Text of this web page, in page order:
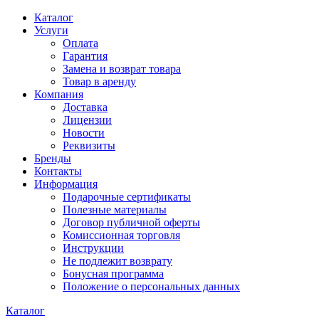
Каталог
Услуги
Оплата
Гарантия
Замена и возврат товара
Товар в аренду
Компания
Доставка
Лицензии
Новости
Реквизиты
Бренды
Контакты
Информация
Подарочные сертификаты
Полезные материалы
Договор публичной оферты
Комиссионная торговля
Инструкции
Не подлежит возврату
Бонусная программа
Положение о персональных данных
Каталог